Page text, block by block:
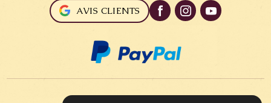
AVIS CLIENTS